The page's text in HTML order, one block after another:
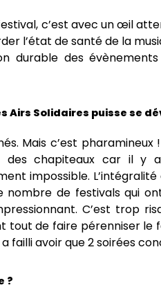
festival, c’est avec un œil
l’état de santé de la
durable des évènements
Airs Solidaires puisse se
Mais c’est
chapiteaux car il y
impossible.
nombre de festivals qui
C’est trop
tout de faire pérenniser le
failli avoir que 2 soirées
?